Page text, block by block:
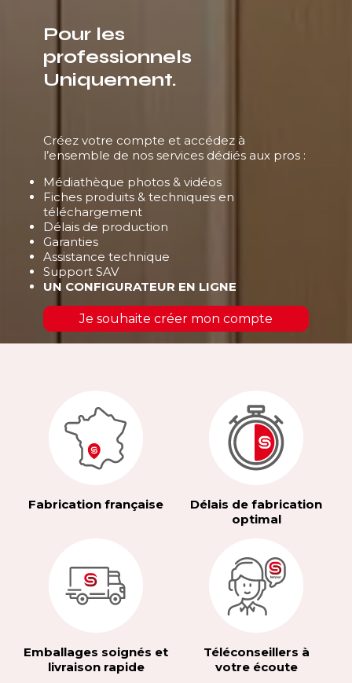
Pour les
professionnels
Uniquement.
Créez votre compte et accédez à
l’ensemble de nos services dédiés aux pros :
Médiathèque photos & vidéos
Fiches produits & techniques en
téléchargement
Délais de production
Garanties
Assistance technique
Support SAV
UN CONFIGURATEUR EN LIGNE
Je souhaite créer mon compte
Fabrication française
Délais de fabrication
optimal
Emballages soignés et
livraison rapide
Téléconseillers à
votre écoute